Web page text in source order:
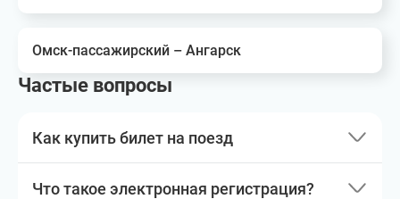
Омск-пассажирский – Ангарск
Частые вопросы
Как купить билет на поезд
Что такое электронная регистрация?